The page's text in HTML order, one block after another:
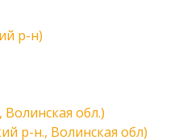
р-н)
обл.)
р-н., Волинская обл)